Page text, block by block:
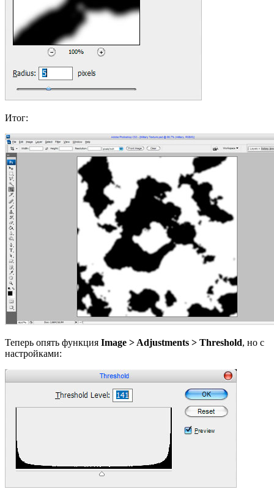
Итог:
Теперь опять функция Image > Adjustments > Threshold, но с
настройками: